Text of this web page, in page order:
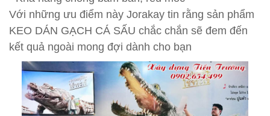
Với những ưu điểm này Jorakay tin rằng sản phẩm
KEO DÁN GẠCH CÁ SẤU chắc chắn sẽ đem đến
kết quả ngoài mong đợi dành cho bạn